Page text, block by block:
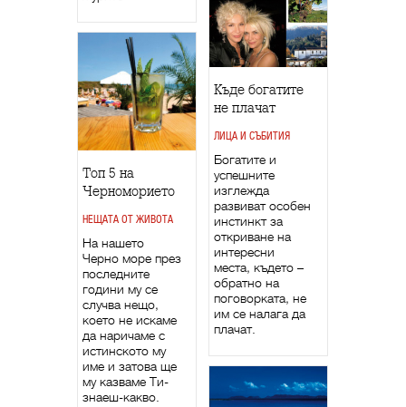
Къде богатите
не плачат
ЛИЦА И СЪБИТИЯ
Богатите и
успешните
изглежда
развиват особен
инстинкт за
откриване на
интересни
места, където –
обратно на
поговорката, не
им се налага да
плачат.
Топ 5 на
Черноморието
НЕЩАТА ОТ ЖИВОТА
На нашето
Черно море през
последните
години му се
случва нещо,
което не искаме
да наричаме с
истинското му
име и затова ще
му казваме Ти-
знаеш-какво.